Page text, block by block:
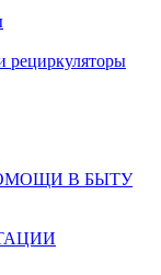
рециркуляторы
В БЫТУ